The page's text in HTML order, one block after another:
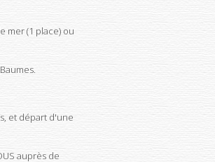
mer (1 place) ou
et départ d'une
auprès de